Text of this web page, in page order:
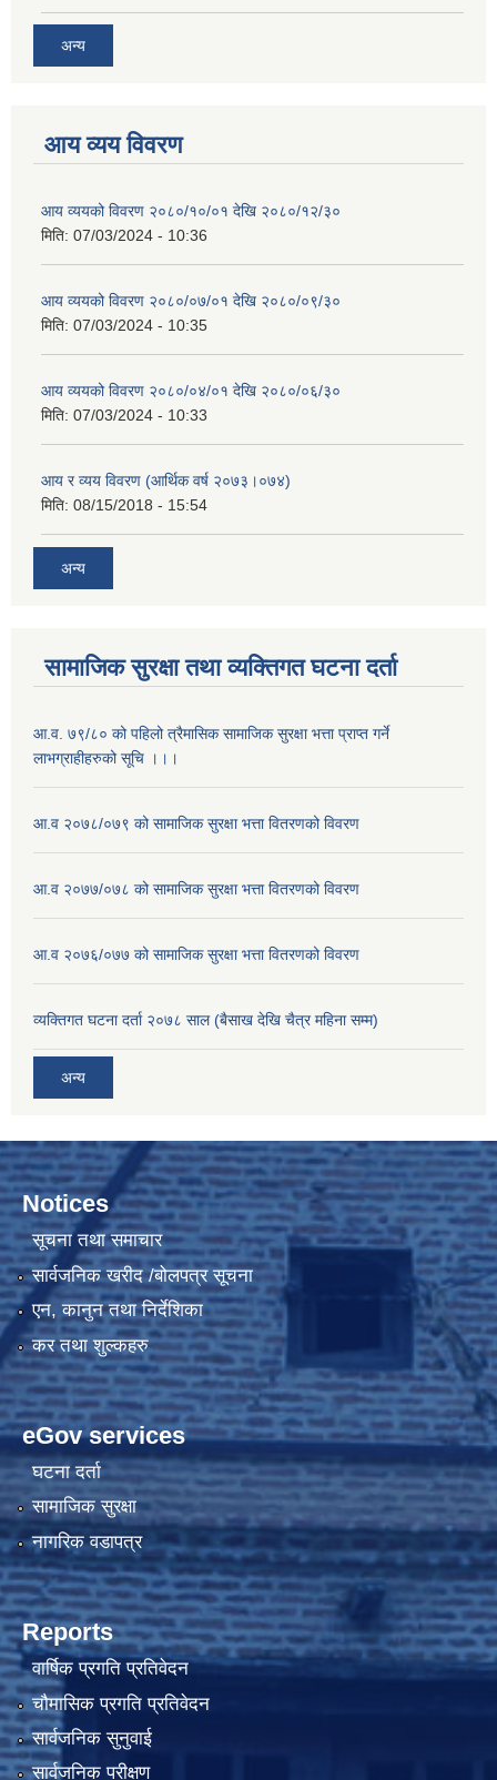
अन्य
आय व्यय विवरण
आय व्ययको विवरण २०८०/१०/०१ देखि २०८०/१२/३०
मिति: 07/03/2024 - 10:36
आय व्ययको विवरण २०८०/०७/०१ देखि २०८०/०९/३०
मिति: 07/03/2024 - 10:35
आय व्ययको विवरण २०८०/०४/०१ देखि २०८०/०६/३०
मिति: 07/03/2024 - 10:33
आय र व्यय विवरण (आर्थिक वर्ष २०७३।०७४)
मिति: 08/15/2018 - 15:54
अन्य
सामाजिक सुरक्षा तथा व्यक्तिगत घटना दर्ता
आ.व. ७९/८० को पहिलो त्रैमासिक सामाजिक सुरक्षा भत्ता प्राप्त गर्ने
लाभग्राहीहरुको सूचि ।।।
आ.व २०७८/०७९ को सामाजिक सुरक्षा भत्ता वितरणको विवरण
आ.व २०७७/०७८ को सामाजिक सुरक्षा भत्ता वितरणको विवरण
आ.व २०७६/०७७ को सामाजिक सुरक्षा भत्ता वितरणको विवरण
व्यक्तिगत घटना दर्ता २०७८ साल (बैसाख देखि चैत्र महिना सम्म)
अन्य
Notices
सूचना तथा समाचार
सार्वजनिक खरीद /बोलपत्र सूचना
एन, कानुन तथा निर्देशिका
कर तथा शुल्कहरु
eGov services
घटना दर्ता
सामाजिक सुरक्षा
नागरिक वडापत्र
Reports
वार्षिक प्रगति प्रतिवेदन
चौमासिक प्रगति प्रतिवेदन
सार्वजनिक सुनुवाई
सार्वजनिक परीक्षण